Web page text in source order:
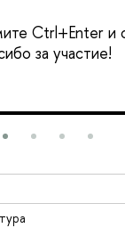
Ctrl+Enter и
за участие!